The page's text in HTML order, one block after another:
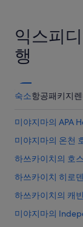
익스피
행
숙소항공패키지
미야지마의 APA
미야지마의 온천
하쓰카이치의 호
하쓰카이치 히로
하쓰카이치의 캐빈
미야지마의